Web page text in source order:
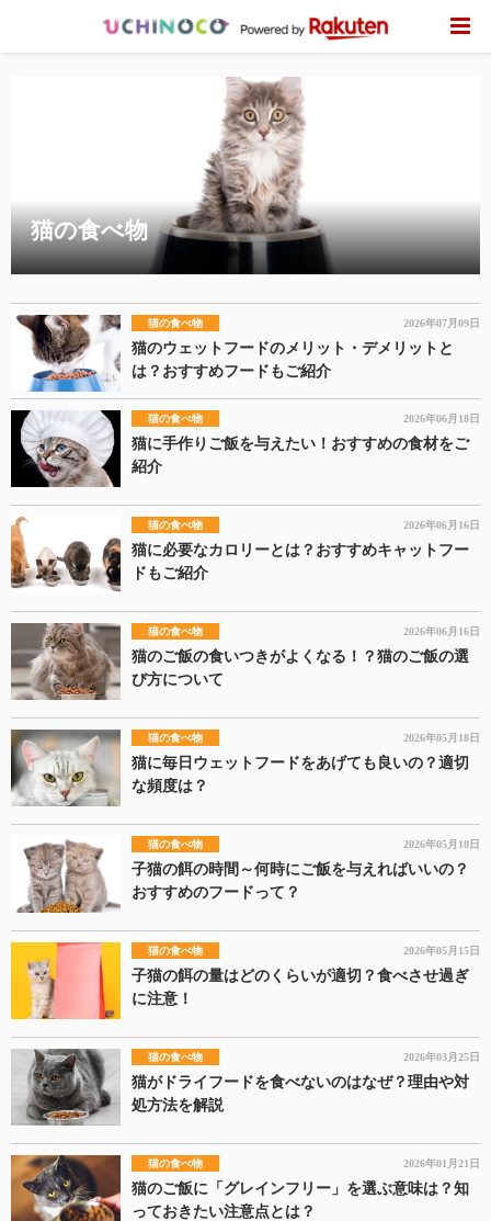
猫の食べ物
猫の食べ物 2026年07月09日
猫のウェットフードのメリット・デメリットと
は？おすすめフードもご紹介
猫の食べ物 2026年06月18日
猫に手作りご飯を与えたい！おすすめの食材をご
紹介
猫の食べ物 2026年06月16日
猫に必要なカロリーとは？おすすめキャットフー
ドもご紹介
猫の食べ物 2026年06月16日
猫のご飯の食いつきがよくなる！？猫のご飯の選
び方について
猫の食べ物 2026年05月18日
猫に毎日ウェットフードをあげても良いの？適切
な頻度は？
猫の食べ物 2026年05月18日
子猫の餌の時間～何時にご飯を与えればいいの？
おすすめのフードって？
猫の食べ物 2026年05月15日
子猫の餌の量はどのくらいが適切？食べさせ過ぎ
に注意！
猫の食べ物 2026年03月25日
猫がドライフードを食べないのはなぜ？理由や対
処方法を解説
猫の食べ物 2026年01月21日
猫のご飯に「グレインフリー」を選ぶ意味は？知
っておきたい注意点とは？